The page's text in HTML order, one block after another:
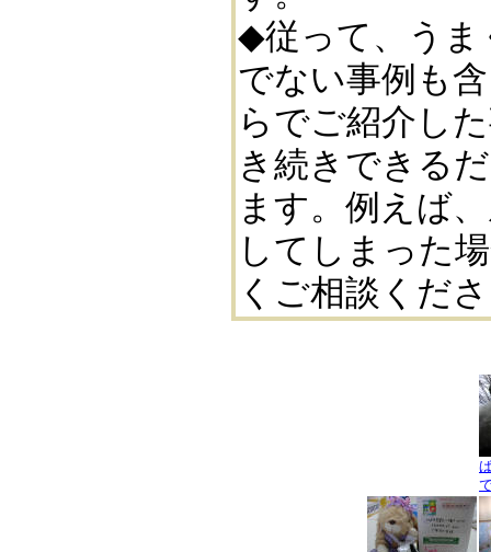
◆従って、うま
でない事例も
らでご紹介し
き続きできる
ます。例えば
してしまった
くご相談くだ